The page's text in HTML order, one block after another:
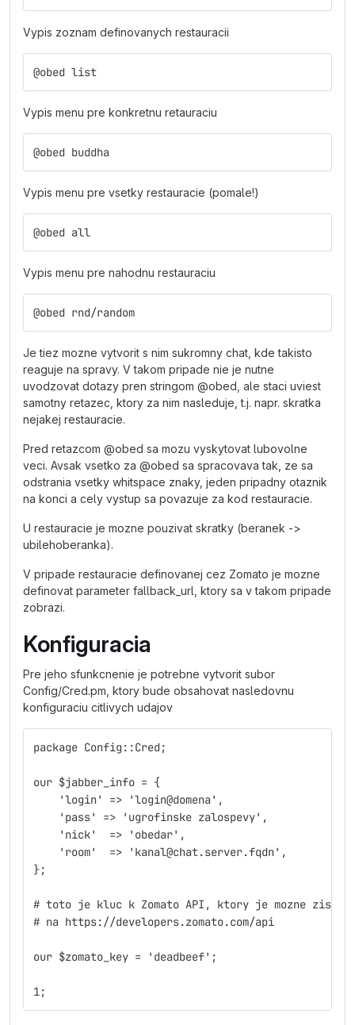
Vypis zoznam definovanych restauracii
@obed list
Vypis menu pre konkretnu retauraciu
@obed buddha
Vypis menu pre vsetky restauracie (pomale!)
@obed all
Vypis menu pre nahodnu restauraciu
@obed rnd/random
Je tiez mozne vytvorit s nim sukromny chat, kde takisto
reaguje na spravy. V takom pripade nie je nutne
uvodzovat dotazy pren stringom @obed, ale staci uviest
samotny retazec, ktory za nim nasleduje, t.j. napr. skratka
nejakej restauracie.
Pred retazcom @obed sa mozu vyskytovat lubovolne
veci. Avsak vsetko za @obed sa spracovava tak, ze sa
odstrania vsetky whitspace znaky, jeden pripadny otaznik
na konci a cely vystup sa povazuje za kod restauracie.
U restauracie je mozne pouzivat skratky (beranek ->
ubilehoberanka).
V pripade restauracie definovanej cez Zomato je mozne
definovat parameter fallback_url, ktory sa v takom pripade
zobrazi.
Konfiguracia
Pre jeho sfunkcnenie je potrebne vytvorit subor
Config/Cred.pm, ktory bude obsahovat nasledovnu
konfiguraciu citlivych udajov
package Config::Cred;
our $jabber_info = {
    'login' => 'login@domena',
    'pass' => 'ugrofinske zalospevy',
    'nick'  => 'obedar',
    'room'  => 'kanal@chat.server.fqdn',
};
# toto je kluc k Zomato API, ktory je mozne
# na https://developers.zomato.com/api
our $zomato_key = 'deadbeef';
1;